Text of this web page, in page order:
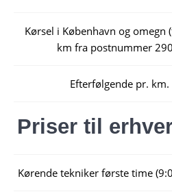
Kørsel i København og omegn
km fra postnummer
Efterfølgende pr. km.
Priser til
Kørende tekniker første time